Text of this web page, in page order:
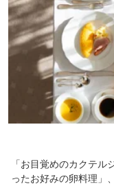
「お目覚めのカクテ
ったお好みの卵料理」